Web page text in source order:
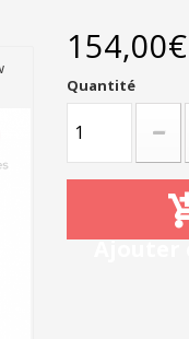
154,00€
Quantité
Ajouter